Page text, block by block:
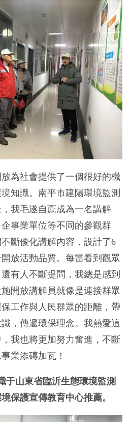
社會提供了一個很好的機
知識。南平市建陽環境監測
我毛遂自薦成為一名講解
事業單位等不同的參觀群
斷優化講解內容，設計了6
放活動品質。每當看到觀眾
有人不斷提問，我總是感到
開放講解員就像是連接群眾
工作與人民群眾的距離，帶
，傳遞環保理念。我熱愛這
我也將更加努力奮進，不斷
業添磚加瓦！
于山東省臨沂生態環境監測
保護宣傳教育中心推薦。